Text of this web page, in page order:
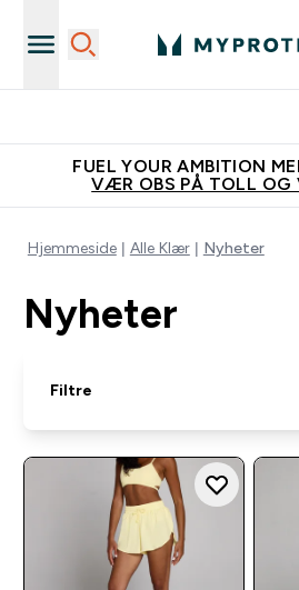
FUEL YOUR AMBITION
VÆR OBS PÅ TOLL OG
Hjemmeside Alle Klær Nyheter
Nyheter
Filtre